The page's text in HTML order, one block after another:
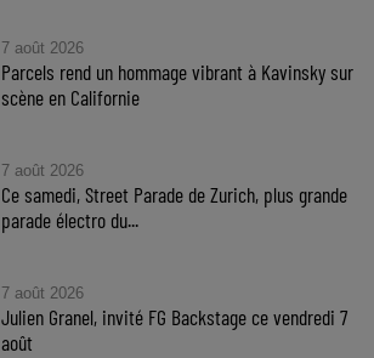
7 août 2026
Parcels rend un hommage vibrant à Kavinsky sur
scène en Californie
7 août 2026
Ce samedi, Street Parade de Zurich, plus grande
parade électro du...
7 août 2026
Julien Granel, invité FG Backstage ce vendredi 7
août